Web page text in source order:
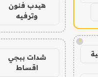
!
هيدب فنون
وترفيه
شدات ببجي
اقساط